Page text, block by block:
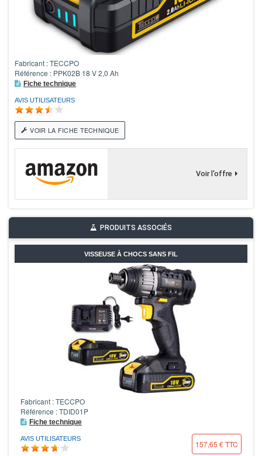
Fabricant : TECCPO
Référence : PPK02B 18 V 2,0 Ah
Fiche technique
AVIS UTILISATEURS
VOIR LA FICHE TECHNIQUE
Voir l'offre
PRODUITS ASSOCIÉS
VISSEUSE À CHOCS SANS FIL
Fabricant : TECCPO
Référence : TDID01P
Fiche technique
AVIS UTILISATEURS
157,65 € TTC